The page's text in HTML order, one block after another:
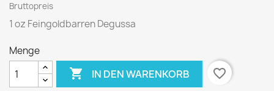
Bruttopreis
1 oz Feingoldbarren Degussa
Menge
 IN DEN WARENKORB favorite_border